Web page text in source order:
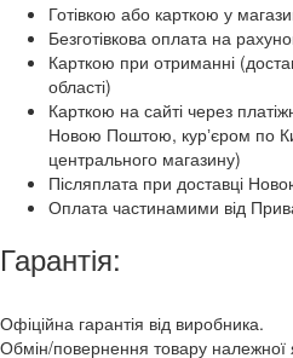
Готівкою або карткою у
Безготівкова оплата на
Карткою при отриманні
області)
Карткою на сайті через
Новою Поштою, курʼєром по
центрального магазину)
Післяплата при доставці
Оплата частинамими від
Гарантія:
Офіційна гарантія від виробника.
Обмін/повернення товару належної